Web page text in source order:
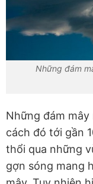
Những đám
Những đám
cách đó tới gần
thổi qua những
gợn sóng mang